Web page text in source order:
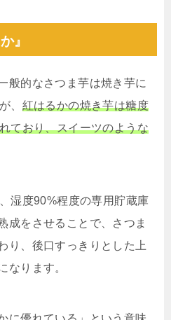
』
般的なさつま芋は焼き芋に
、 紅はるかの焼き芋は糖度
ており、スイーツのような
湿度90%程度の専用貯蔵庫
成をさせることで、さつま
り、後口すっきりとした上
なります。